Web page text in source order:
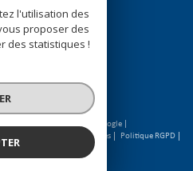
Nous
| Traduction powered by Google |
Partenaires
Politique RGPD
Cookies
l'utilisation des
proposer des
des statistiques !